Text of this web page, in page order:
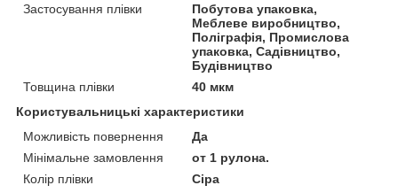
Застосування плівки
Побутова упаковка,
Меблеве виробництво,
Поліграфія, Промислова
упаковка, Садівництво,
Будівництво
Товщина плівки
40 мкм
Користувальницькі характеристики
Можливість повернення
Да
Мінімальне замовлення
от 1 рулона.
Колір плівки
Сіра